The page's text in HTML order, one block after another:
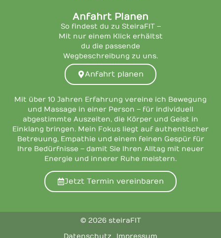
Anfahrt Planen
So findest du zu SteiraFIT –
Mit nur einem Klick erhältst
du die passende
Wegbeschreibung zu uns.
Anfahrt planen
Mit über 10 Jahren Erfahrung vereine ich Bewegung
und Massage in einer Person – für individuell
abgestimmte Auszeiten, die Körper und Geist in
Einklang bringen. Mein Fokus liegt auf authentischer
Betreuung, Empathie und einem feinen Gespür für
Ihre Bedürfnisse – damit Sie Ihren Alltag mit neuer
Energie und innerer Ruhe meistern.
Jetzt Termin vereinbaren
© 2026 steiraFIT
Datenschutz
Impressum